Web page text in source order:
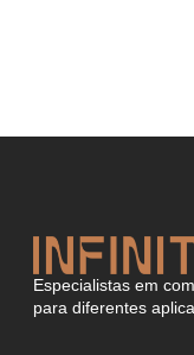
Especialistas em
para diferentes